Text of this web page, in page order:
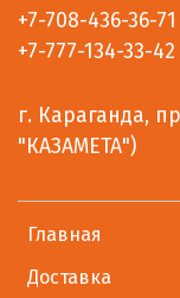
Главная
Доставка
+7-708-436-36-71
+7-777-134-33-42
г. Караганда,
"КАЗАМЕТА")